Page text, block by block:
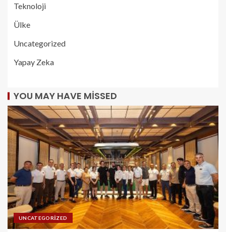
Teknoloji
Ülke
Uncategorized
Yapay Zeka
YOU MAY HAVE MISSED
UNCATEGORIZED